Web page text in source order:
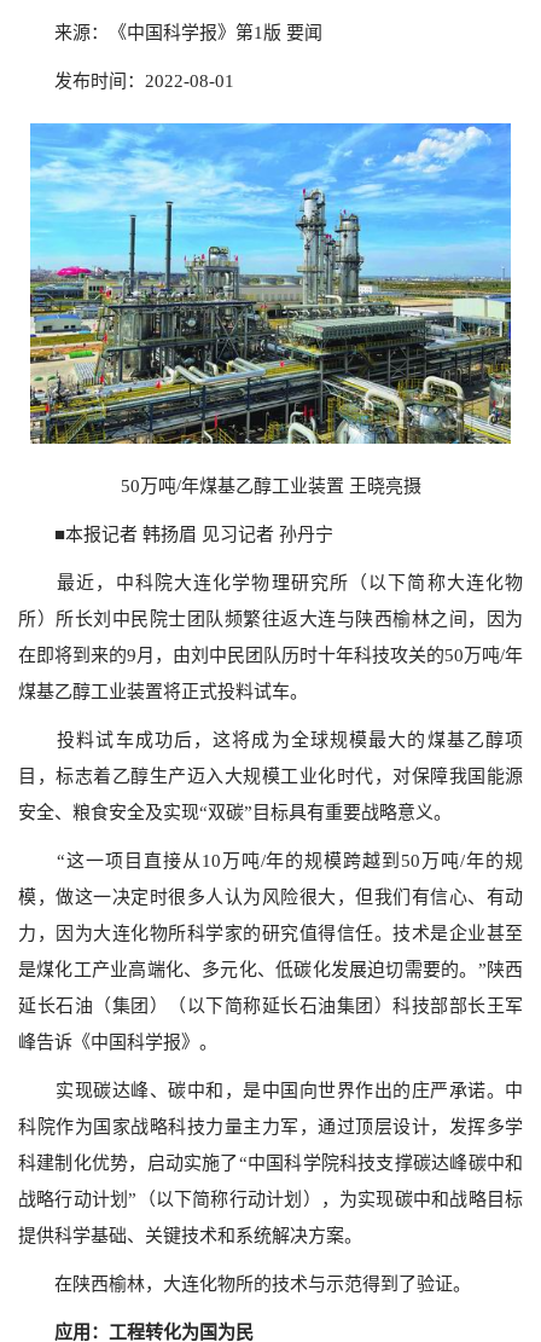
来源：《中国科学报》第1版 要闻
发布时间：2022-08-01
50万吨/年煤基乙醇工业装置 王晓亮摄
■本报记者 韩扬眉 见习记者 孙丹宁
最近，中科院大连化学物理研究所（以下简称大连化物
所）所长刘中民院士团队频繁往返大连与陕西榆林之间，因为
在即将到来的9月，由刘中民团队历时十年科技攻关的50万吨/年
煤基乙醇工业装置将正式投料试车。
投料试车成功后，这将成为全球规模最大的煤基乙醇项
目，标志着乙醇生产迈入大规模工业化时代，对保障我国能源
安全、粮食安全及实现“双碳”目标具有重要战略意义。
“这一项目直接从10万吨/年的规模跨越到50万吨/年的规
模，做这一决定时很多人认为风险很大，但我们有信心、有动
力，因为大连化物所科学家的研究值得信任。技术是企业甚至
是煤化工产业高端化、多元化、低碳化发展迫切需要的。”陕西
延长石油（集团）（以下简称延长石油集团）科技部部长王军
峰告诉《中国科学报》。
实现碳达峰、碳中和，是中国向世界作出的庄严承诺。中
科院作为国家战略科技力量主力军，通过顶层设计，发挥多学
科建制化优势，启动实施了“中国科学院科技支撑碳达峰碳中和
战略行动计划”（以下简称行动计划），为实现碳中和战略目标
提供科学基础、关键技术和系统解决方案。
在陕西榆林，大连化物所的技术与示范得到了验证。
应用：工程转化为国为民